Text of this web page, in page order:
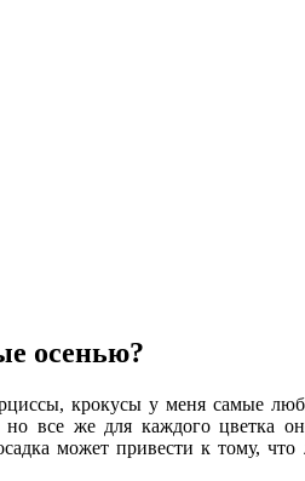
осенью?
крокусы у меня самые
но все же для каждого цветка
может привести к тому,